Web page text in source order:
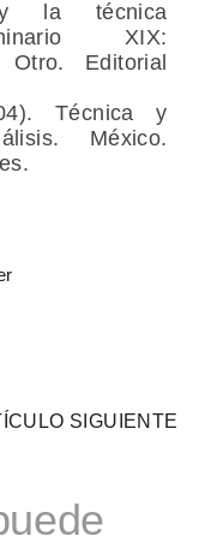
la técnica
XIX:
Editorial
Técnica y
México.
SIGUIENTE